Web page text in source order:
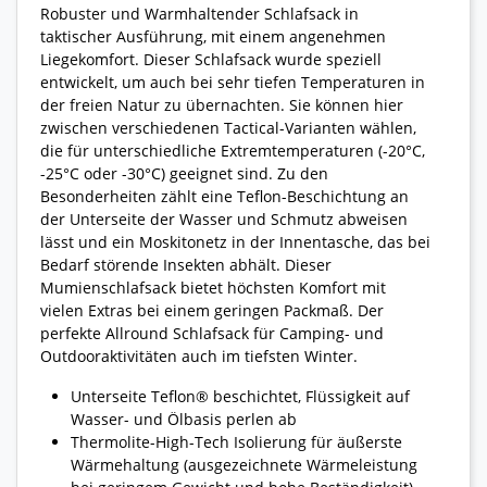
Robuster und Warmhaltender Schlafsack in
taktischer Ausführung, mit einem angenehmen
Liegekomfort. Dieser Schlafsack wurde speziell
entwickelt, um auch bei sehr tiefen Temperaturen in
der freien Natur zu übernachten. Sie können hier
zwischen verschiedenen Tactical-Varianten wählen,
die für unterschiedliche Extremtemperaturen (-20°C,
-25°C oder -30°C) geeignet sind. Zu den
Besonderheiten zählt eine Teflon-Beschichtung an
der Unterseite der Wasser und Schmutz abweisen
lässt und ein Moskitonetz in der Innentasche, das bei
Bedarf störende Insekten abhält. Dieser
Mumienschlafsack bietet höchsten Komfort mit
vielen Extras bei einem geringen Packmaß. Der
perfekte Allround Schlafsack für Camping- und
Outdooraktivitäten auch im tiefsten Winter.
Unterseite Teflon® beschichtet, Flüssigkeit auf
Wasser- und Ölbasis perlen ab
Thermolite-High-Tech Isolierung für äußerste
Wärmehaltung (ausgezeichnete Wärmeleistung